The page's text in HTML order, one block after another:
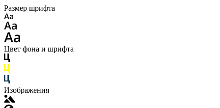
Размер шрифта
Цвет фона и шрифта
Изображения